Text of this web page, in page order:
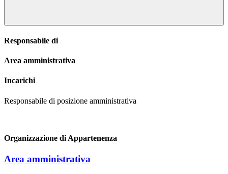
Responsabile di
Area amministrativa
Incarichi
Responsabile di posizione amministrativa
Organizzazione di Appartenenza
Area amministrativa